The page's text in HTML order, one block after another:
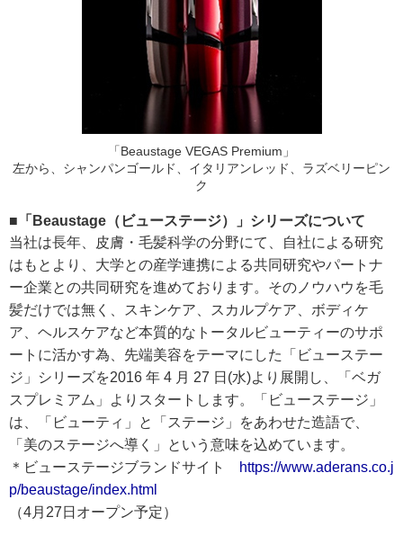
「Beaustage VEGAS Premium」
左から、シャンパンゴールド、イタリアンレッド、ラズベリーピン
ク
■「Beaustage（ビューステージ）」シリーズについて
当社は長年、皮膚・毛髪科学の分野にて、自社による研究
はもとより、大学との産学連携による共同研究やパートナ
ー企業との共同研究を進めております。そのノウハウを毛
髪だけでは無く、スキンケア、スカルプケア、ボディケ
ア、ヘルスケアなど本質的なトータルビューティーのサポ
ートに活かす為、先端美容をテーマにした「ビューステー
ジ」シリーズを2016 年 4 月 27 日(水)より展開し、「ベガ
スプレミアム」よりスタートします。「ビューステージ」
は、「ビューティ」と「ステージ」をあわせた造語で、
「美のステージへ導く」という意味を込めています。
＊ビューステージブランドサイト
https://www.aderans.co.j
p/beaustage/index.html
（4月27日オープン予定）